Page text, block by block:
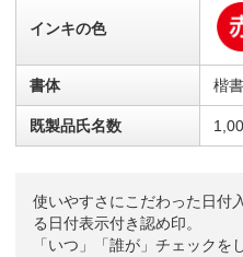
インキの色
書体 楷
既製品氏名数
使いやすさにこだわった日付
る日付表示付き認め印。
「いつ」「誰が」チェック